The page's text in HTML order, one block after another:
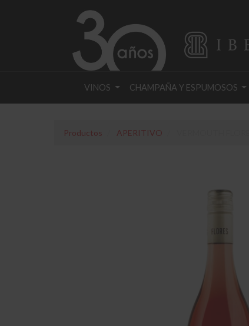
VINOS CHAMPAÑA Y ESPUMOSOS
Productos APERITIVO